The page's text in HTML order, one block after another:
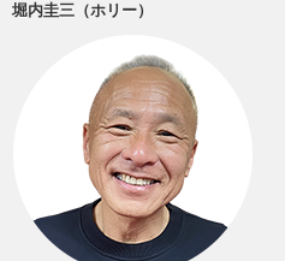
堀内圭三（ホリー）